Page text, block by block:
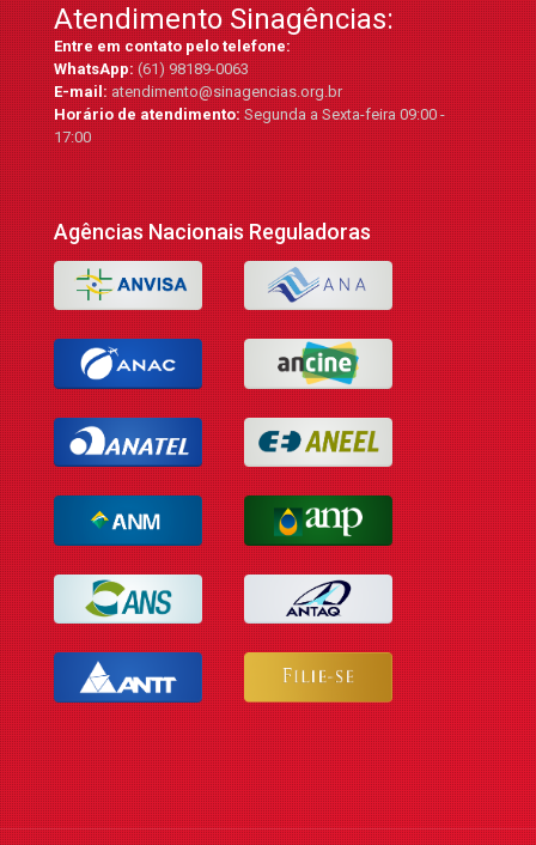
Atendimento Sinagências:
Entre em contato pelo telefone:
WhatsApp:(61) 98189-0063
E-mail:atendimento@sinagencias.org.br
Horário de atendimento:Segunda a Sexta-feira 09:00 -
17:00
Agências Nacionais Reguladoras